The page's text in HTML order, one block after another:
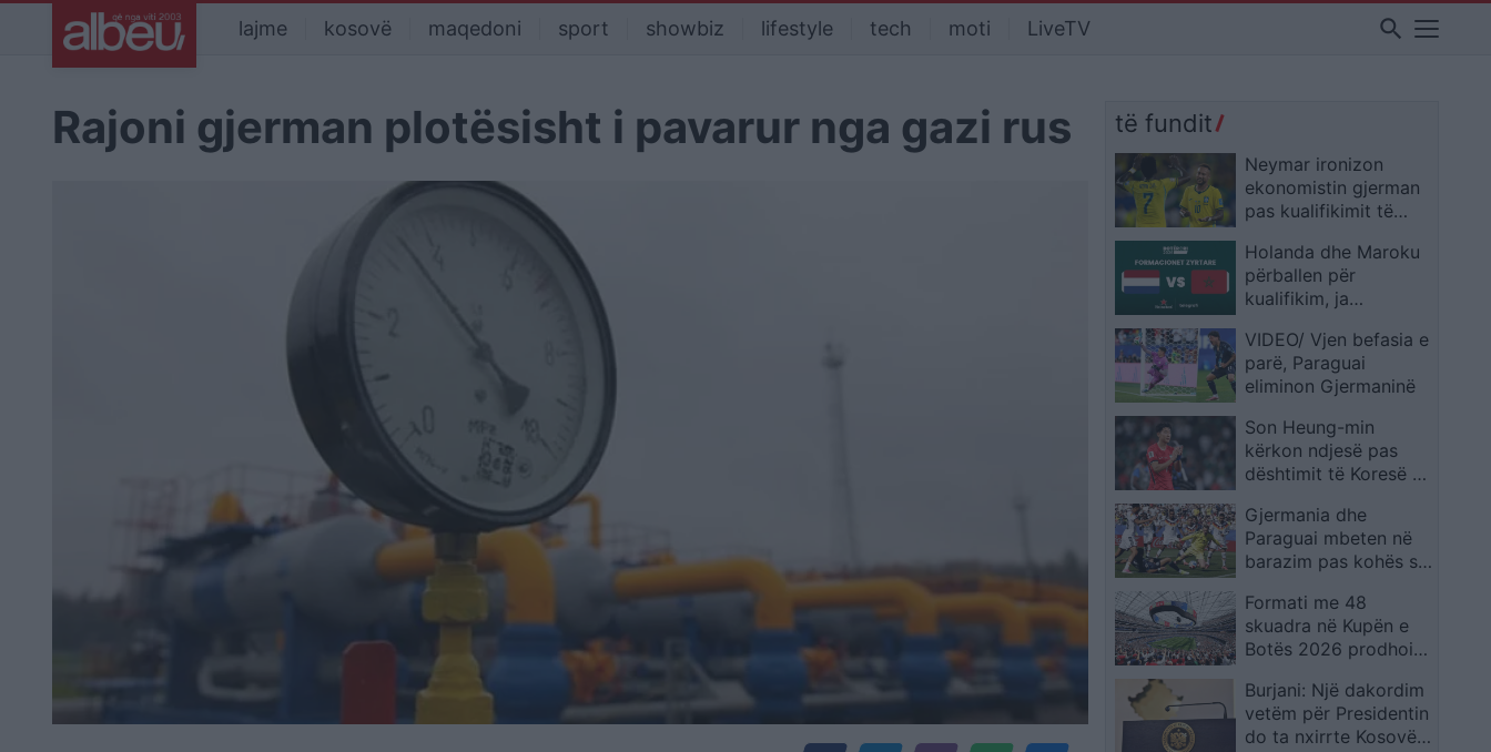
lajme kosovë maqedoni sport showbiz lifestyle tech moti LiveTV search
Rajoni gjerman plotësisht i pavarur nga gazi rus të fundit
Neymar ironizon
ekonomistin gjerman
pas kualifikimit të
në Botërorin e
ardhshëm
Holanda dhe Maroku
përballen për
kualifikim, ja
VIDEO/ Vjen befasia e
parë, Paraguai
eliminon Gjermaninë
Son Heung-min
kërkon ndjesë pas
dështimit të Koresë së
shpreh dhimbjen që
ndiejmë
Gjermania dhe
Paraguai mbeten në
barazim pas kohës së
vendoset në
vazhdime
Formati me 48
skuadra në Kupën e
Botës 2026 prodhoi
por favoritët mbetën
thuajse të paprekur
Burjani: Një dakordim
vetëm për Presidentin
do ta nxirrte Kosovën